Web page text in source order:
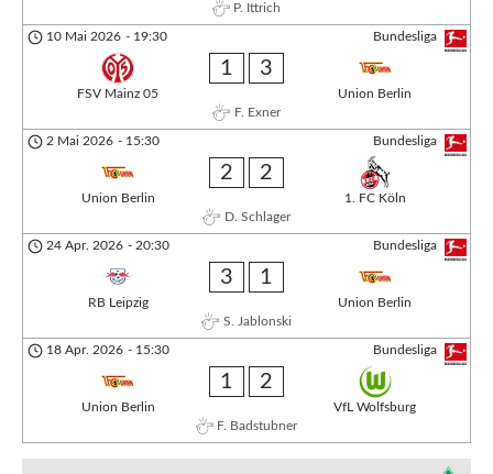
P. Ittrich
Bundesliga
10 Mai 2026 - 19:30
FSV Mainz 05
1 3
Union Berlin
F. Exner
Bundesliga
2 Mai 2026 - 15:30
Union Berlin
2 2
1. FC Köln
D. Schlager
Bundesliga
24 Apr. 2026 - 20:30
RB Leipzig
3 1
Union Berlin
S. Jablonski
Bundesliga
18 Apr. 2026 - 15:30
Union Berlin
1 2
VfL Wolfsburg
F. Badstubner